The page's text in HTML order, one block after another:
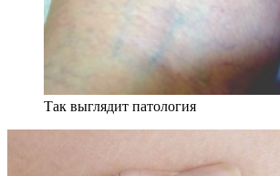
Так выглядит патология